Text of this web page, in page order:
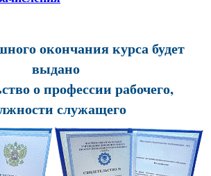
окончания курса будет
выдано
о профессии рабочего,
служащего